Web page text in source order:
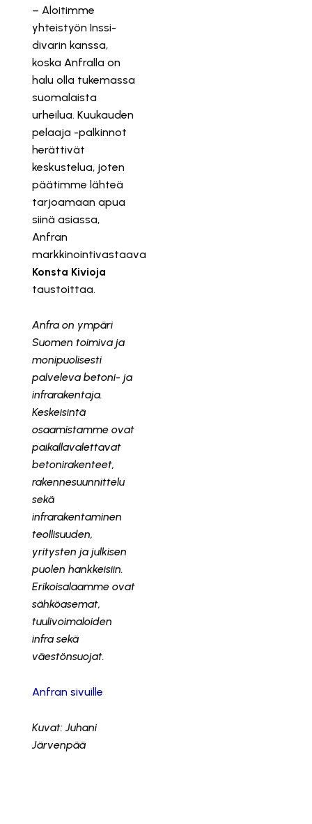
– Aloitimme
yhteistyön Inssi-
divarin kanssa,
koska Anfralla on
halu olla tukemassa
suomalaista
urheilua. Kuukauden
pelaaja -palkinnot
herättivät
keskustelua, joten
päätimme lähteä
tarjoamaan apua
siinä asiassa,
Anfran
markkinointivastaava
Konsta Kivioja
taustoittaa.
Anfra on ympäri
Suomen toimiva ja
monipuolisesti
palveleva betoni- ja
infrarakentaja.
Keskeisintä
osaamistamme ovat
paikallavalettavat
betonirakenteet,
rakennesuunnittelu
sekä
infrarakentaminen
teollisuuden,
yritysten ja julkisen
puolen hankkeisiin.
Erikoisalaamme ovat
sähköasemat,
tuulivoimaloiden
infra sekä
väestönsuojat.
Anfran sivuille
Kuvat: Juhani
Järvenpää